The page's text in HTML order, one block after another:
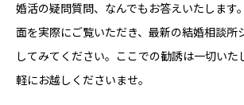
婚活の疑問質問、なんでもお答えいたします
面を実際にご覧いただき、最新の結婚相談所
してみてください。ここでの勧誘は一切いた
軽にお越しくださいませ。